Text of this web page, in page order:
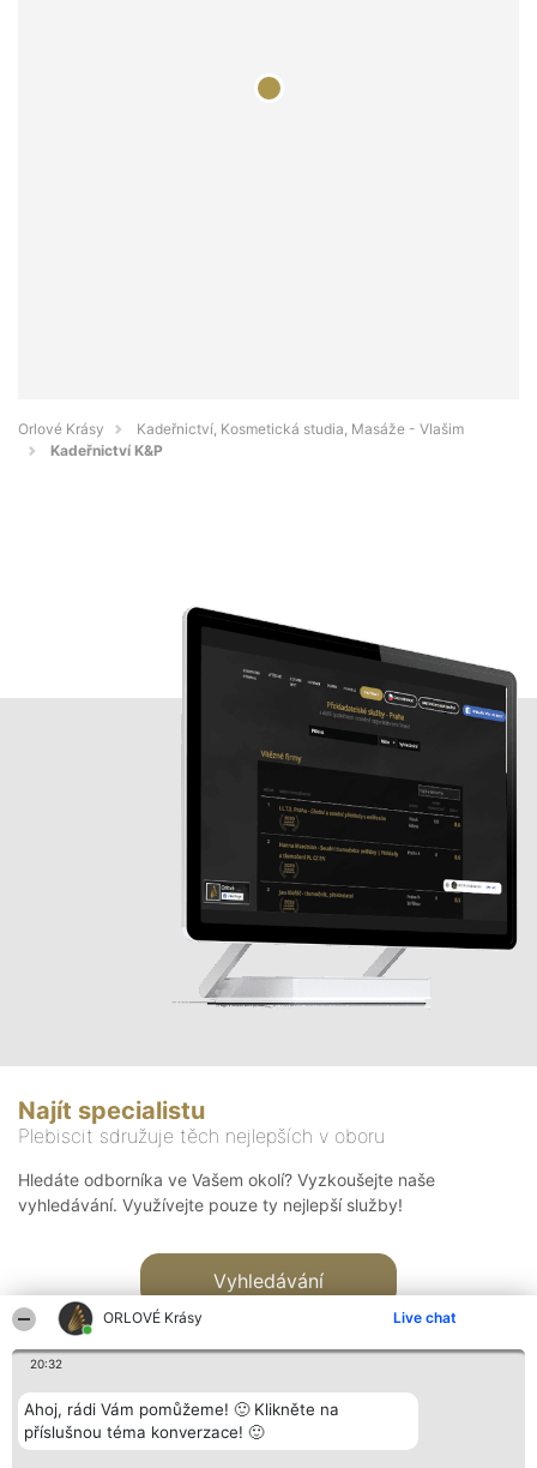
ORLOVÉ Krásy Live chat
20:32
Ahoj, rádi Vám pomůžeme! 🙂 Klikněte na
příslušnou téma konverzace! 🙂
Orlové Krásy
Kadeřnictví, Kosmetická studia, Masáže - Vlašim
Kadeřnictví K&P
Najít specialistu
Plebiscit sdružuje těch nejlepších v oboru
Hledáte odborníka ve Vašem okolí? Vyzkoušejte naše
vyhledávání. Využívejte pouze ty nejlepší služby!
Vyhledávání